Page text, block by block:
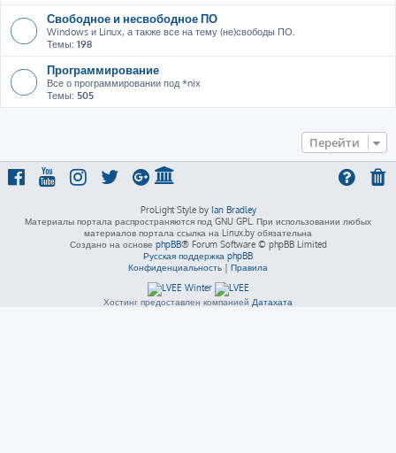
Свободное и несвободное ПО
Windows и Linux, а также все на тему (не)свободы ПО.
Темы: 198
Программирование
Все о программировании под *nix
Темы: 505
Перейти
ProLight Style by Ian Bradley
Материалы портала распространяются под GNU GPL. При использовании любых
материалов портала ссылка на Linux.by обязательна
Создано на основе phpBB® Forum Software © phpBB Limited
Русская поддержка phpBB
Конфиденциальность | Правила
Хостинг предоставлен компанией Датахата